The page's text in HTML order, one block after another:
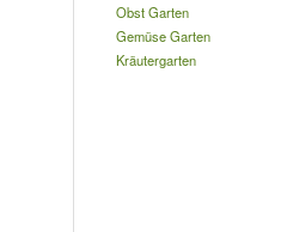
Obst Garten
Gemüse Garten
Kräutergarten